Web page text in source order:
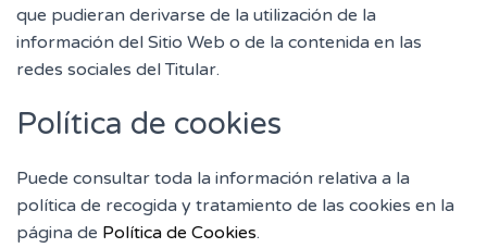
que pudieran derivarse de la utilización de la
información del Sitio Web o de la contenida en las
redes sociales del Titular.
Política de cookies
Puede consultar toda la información relativa a la
política de recogida y tratamiento de las cookies en la
página de Política de Cookies.